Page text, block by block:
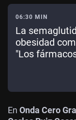
06:30 MIN
La
obesidad
"Los
En Onda Cero